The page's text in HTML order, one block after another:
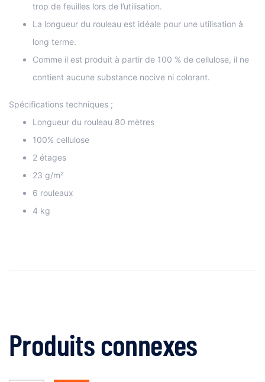
trop de feuilles lors de l’utilisation.
La longueur du rouleau est idéale pour une utilisation à
long terme.
Comme il est produit à partir de 100 % de cellulose, il ne
contient aucune substance nocive ni colorant.
Spécifications techniques ;
Longueur du rouleau 80 mètres
100% cellulose
2 étages
23 g/m²
6 rouleaux
4 kg
Produits connexes